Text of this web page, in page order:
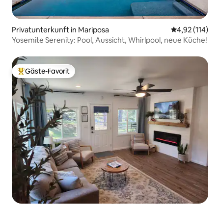
Privatunterkunft in Mariposa
4,92 (114)
Yosemite Serenity: Pool, Aussicht, Whirlpool, neue Küche!
Beliebter Gäste-Favorit.
Gäste-Favorit